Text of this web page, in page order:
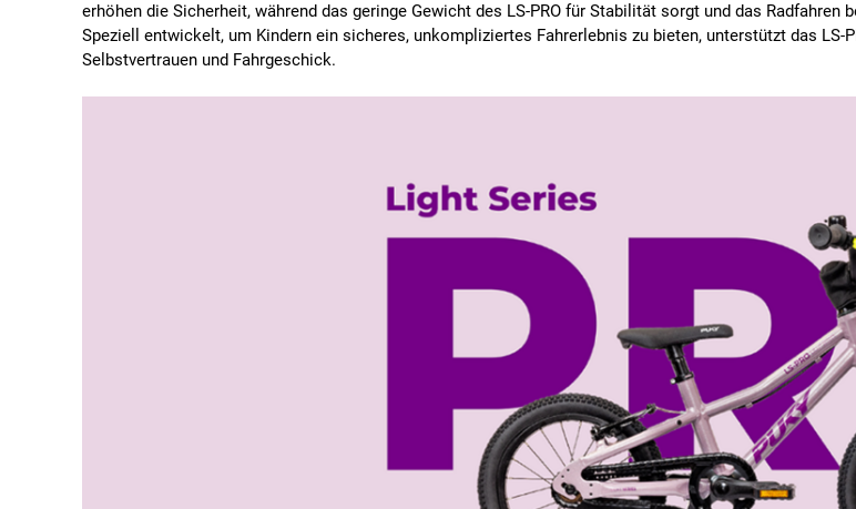
erhöhen die Sicherheit, während das geringe Gewicht des LS-PRO für Stabilität sorgt und das Radfahren
Speziell entwickelt, um Kindern ein sicheres, unkompliziertes Fahrerlebnis zu bieten, unterstützt das LS-
Selbstvertrauen und Fahrgeschick.